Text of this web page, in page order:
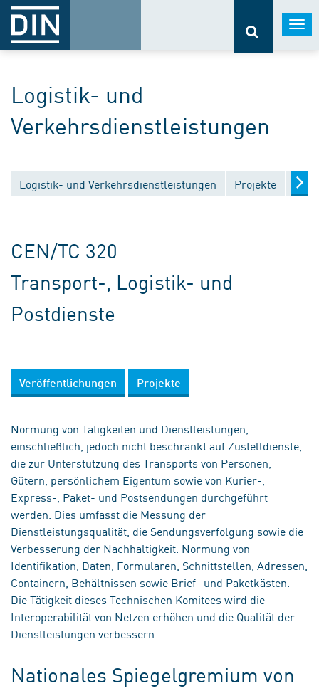
Logistik- und
Verkehrsdienstleistungen
Logistik- und Verkehrsdienstleistungen Projekte
CEN/TC 320
Transport-, Logistik- und
Postdienste
Veröffentlichungen Projekte
Normung von Tätigkeiten und Dienstleistungen,
einschließlich, jedoch nicht beschränkt auf Zustelldienste,
die zur Unterstützung des Transports von Personen,
Gütern, persönlichem Eigentum sowie von Kurier-,
Express-, Paket- und Postsendungen durchgeführt
werden. Dies umfasst die Messung der
Dienstleistungsqualität, die Sendungsverfolgung sowie die
Verbesserung der Nachhaltigkeit. Normung von
Identifikation, Daten, Formularen, Schnittstellen, Adressen,
Containern, Behältnissen sowie Brief- und Paketkästen.
Die Tätigkeit dieses Technischen Komitees wird die
Interoperabilität von Netzen erhöhen und die Qualität der
Dienstleistungen verbessern.
Nationales Spiegelgremium von